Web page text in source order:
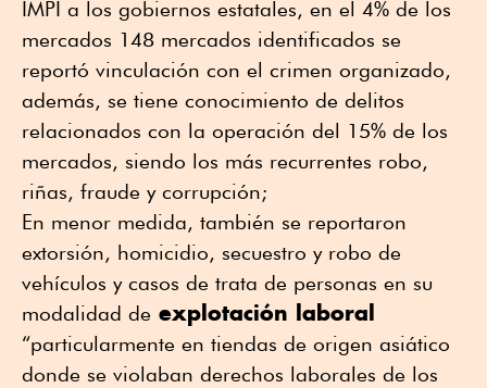
IMPI a los gobiernos estatales, en el 4% de los
mercados 148 mercados identificados se
reportó vinculación con el crimen organizado,
además, se tiene conocimiento de delitos
relacionados con la operación del 15% de los
mercados, siendo los más recurrentes robo,
riñas, fraude y corrupción;
En menor medida, también se reportaron
extorsión, homicidio, secuestro y robo de
vehículos y casos de trata de personas en su
modalidad de explotación laboral
“particularmente en tiendas de origen asiático
donde se violaban derechos laborales de los